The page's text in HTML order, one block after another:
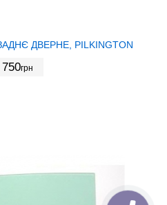
ДВЕРНЕ, PILKINGTON
грн